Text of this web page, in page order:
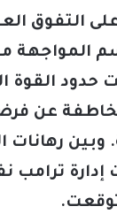
التفوق
المواجهة
القوة
عن
رهانات
إدارة ترامب
.